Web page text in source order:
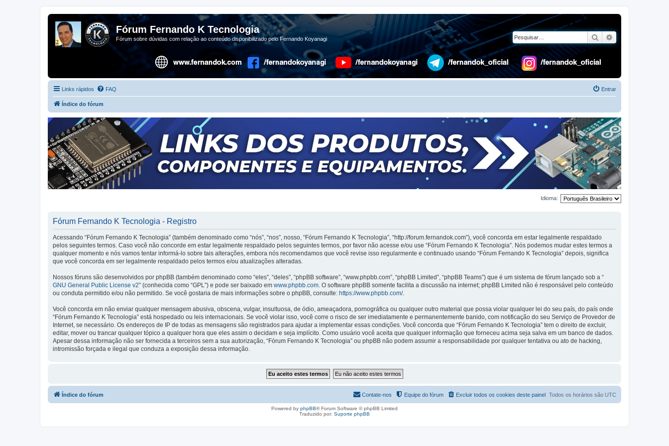
Fórum Fernando K Tecnologia
Fórum sobre dúvidas com relação ao conteúdo disponibilizado pelo Fernando Koyanagi Pesquisar
Links rápidos FAQ Entrar
Índice do fórum
Idioma:
Fórum Fernando K Tecnologia - Registro
Acessando “Fórum Fernando K Tecnologia” (também denominado como “nós”, “nos”, nosso, “Fórum Fernando K Tecnologia”, “http://forum.fernandok.com”), você concorda em estar legalmente respaldado
pelos seguintes termos. Caso você não concorde em estar legalmente respaldado pelos seguintes termos, por favor não acesse e/ou use “Fórum Fernando K Tecnologia”. Nós podemos mudar estes termos a
qualquer momento e nós vamos tentar informá-lo sobre tais alterações, embora nós recomendamos que você revise isso regularmente e continuado usando “Fórum Fernando K Tecnologia” depois, significa
que você concorda em ser legalmente respaldado pelos termos e/ou atualizações alteradas.
Nossos fóruns são desenvolvidos por phpBB (também denominado como “eles”, “deles”, “phpBB software”, “www.phpbb.com”, “phpBB Limited”, “phpBB Teams”) que é um sistema de fórum lançado sob a “
GNU General Public License v2” (conhecida como “GPL”) e pode ser baixado em www.phpbb.com . O software phpBB somente facilita a discussão na internet; phpBB Limited não é responsável pelo conteúdo
ou conduta permitido e/ou não permitido. Se você gostaria de mais informações sobre o phpBB, consulte: https://www.phpbb.com/.
Você concorda em não enviar qualquer mensagem abusiva, obscena, vulgar, insultuosa, de ódio, ameaçadora, pornográfica ou qualquer outro material que possa violar qualquer lei do seu país, do país onde
“Fórum Fernando K Tecnologia” está hospedado ou leis internacionais. Se você violar isso, você corre o risco de ser imediatamente e permanentemente banido, com notificação do seu Serviço de Provedor de
Internet, se necessário. Os endereços de IP de todas as mensagens são registrados para ajudar a implementar essas condições. Você concorda que “Fórum Fernando K Tecnologia” tem o direito de excluir,
editar, mover ou trancar qualquer tópico a qualquer hora que eles assim o decidam e seja implícito. Como usuário você aceita que qualquer informação que forneceu acima seja salva em um banco de dados.
Apesar dessa informação não ser fornecida a terceiros sem a sua autorização, “Fórum Fernando K Tecnologia” ou phpBB não podem assumir a responsabilidade por qualquer tentativa ou ato de hacking,
intromissão forçada e ilegal que conduza a exposição dessa informação.
Índice do fórum Todos os horários são UTC
Excluir todos os cookies deste painel
Equipe do fórum
Contate-nos
Powered by phpBB® Forum Software © phpBB Limited
Traduzido por: Suporte phpBB